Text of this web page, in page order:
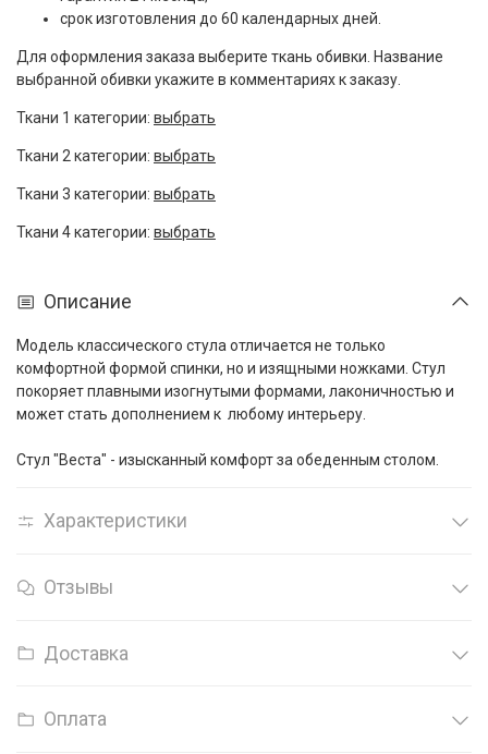
срок изготовления до 60 календарных дней.
Для оформления заказа выберите ткань обивки. Название
выбранной обивки укажите в комментариях к заказу.
Ткани 1 категории: выбрать
Ткани 2 категории: выбрать
Ткани 3 категории: выбрать
Ткани 4 категории: выбрать
Описание
Модель классического стула отличается не только
комфортной формой спинки, но и изящными ножками. Стул
покоряет плавными изогнутыми формами, лаконичностью и
может стать дополнением к любому интерьеру.
Стул "Веста" - изысканный комфорт за обеденным столом.
Характеристики
Отзывы
Доставка
Оплата